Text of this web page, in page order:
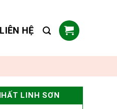
LIÊN HỆ
LINH SƠN